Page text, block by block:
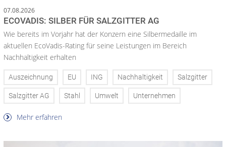
07.08.2026
ECOVADIS: SILBER FÜR SALZGITTER AG
Wie bereits im Vorjahr hat der Konzern eine Silbermedaille im
aktuellen EcoVadis-Rating für seine Leistungen im Bereich
Nachhaltigkeit erhalten
Auszeichnung EU ING Nachhaltigkeit Salzgitter
Salzgitter AG Stahl Umwelt Unternehmen
Mehr erfahren